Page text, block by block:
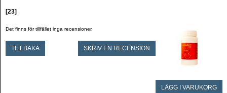
[23]
Det finns för tillfället inga recensioner.
TILLBAKA SKRIV EN RECENSION
LÄGG I VARUKORG